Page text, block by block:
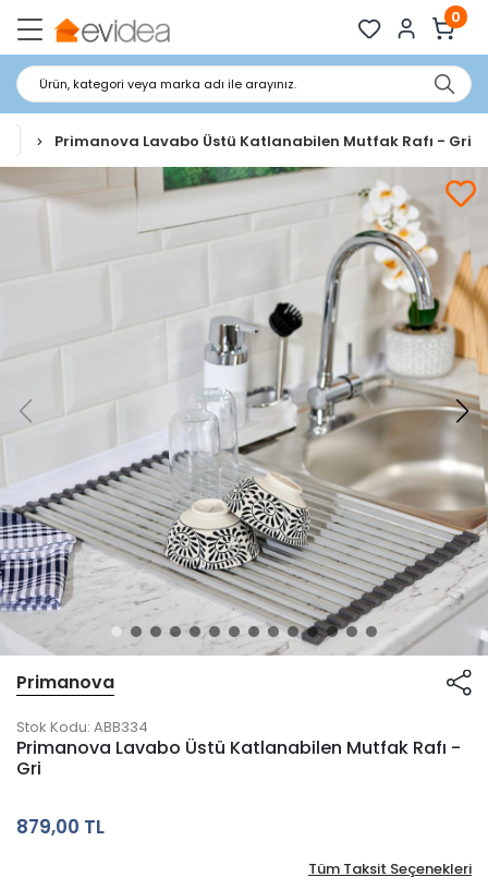
0
Ürün, kategori veya marka adı ile arayınız.
Primanova Lavabo Üstü Katlanabilen Mutfak Rafı - Gri
Primanova
Stok Kodu: ABB334
Primanova Lavabo Üstü Katlanabilen Mutfak Rafı -
Gri
879,00 TL
Tüm Taksit Seçenekleri